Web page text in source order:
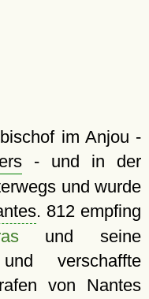
im Anjou -
- und in der
und wurde
. 812 empfing
und seine
verschaffte
von Nantes